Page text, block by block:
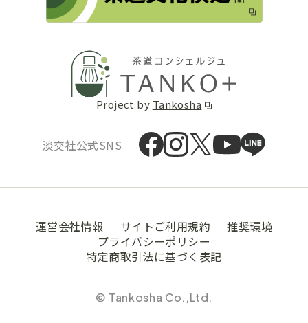
Project by Tankosha
淡交社公式SNS
運営会社情報 サイトご利用規約
推奨環境
プライバシーポリシー
特定商取引法に基づく表記
© Tankosha Co.,Ltd.